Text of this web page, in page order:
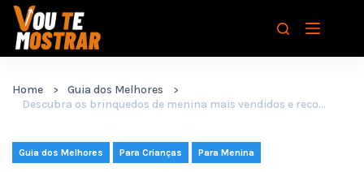
Pular
para
Home
Guia dos Melhores
Descubra os brinquedos de menina mais vendidos e recomendados
Guia dos Melhores Para Crianças Para Menina